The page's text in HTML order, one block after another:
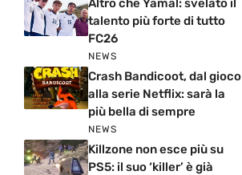
Altro che Yamal: svelato il
talento più forte di tutto
FC26
NEWS
Crash Bandicoot, dal gioco
alla serie Netflix: sarà la
più bella di sempre
NEWS
Killzone non esce più su
PS5: il suo ‘killer’ è già